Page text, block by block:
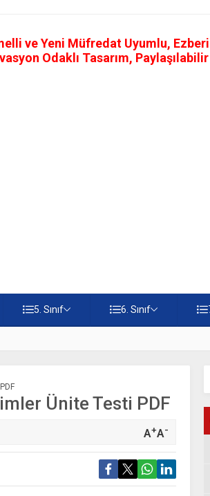
ve Yeni Müfredat Uyumlu, Ezberi
Odaklı Tasarım, Paylaşılabilir
5. Sınıf 6. Sınıf
Ünite Testi PDF
A+A-